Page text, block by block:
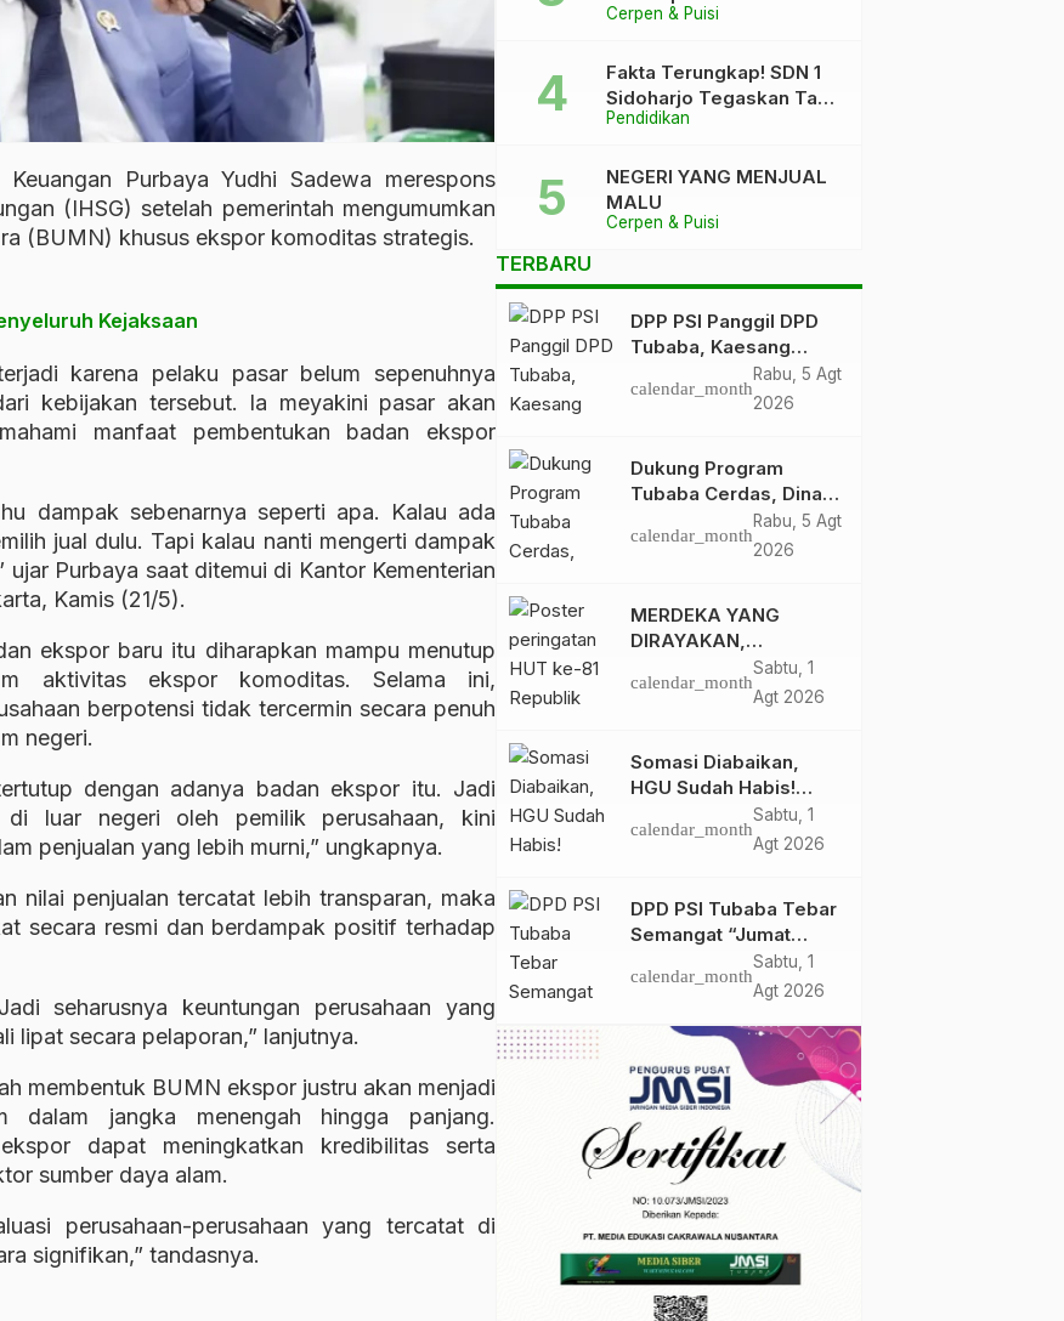
Keuangan Purbaya Yudhi Sadewa merespons
(IHSG) setelah pemerintah mengumumkan
(BUMN) khusus ekspor komoditas strategis.
Kejaksaan
karena pelaku pasar belum sepenuhnya
kebijakan tersebut. Ia meyakini pasar akan
manfaat pembentukan badan ekspor
dampak sebenarnya seperti apa. Kalau ada
jual dulu. Tapi kalau nanti mengerti dampak
Purbaya saat ditemui di Kantor Kementerian
Kamis (21/5).
ekspor baru itu diharapkan mampu menutup
aktivitas ekspor komoditas. Selama ini,
berpotensi tidak tercermin secara penuh
negeri.
dengan adanya badan ekspor itu. Jadi
di luar negeri oleh pemilik perusahaan, kini
penjualan yang lebih murni,” ungkapnya.
nilai penjualan tercatat lebih transparan, maka
secara resmi dan berdampak positif terhadap
seharusnya keuntungan perusahaan yang
lipat secara pelaporan,” lanjutnya.
membentuk BUMN ekspor justru akan menjadi
jangka menengah hingga panjang.
dapat meningkatkan kredibilitas serta
sumber daya alam.
perusahaan-perusahaan yang tercatat di
signifikan,” tandasnya.
Cerpen & Puisi
tentang Kursi DPR dan
Pendidikan
Fakta Terungkap! SDN 1
Sidoharjo Tegaskan Tak
Pernah Tuduh Santri Soal
Cerpen & Puisi
NEGERI YANG MENJUAL
MALU
TERBARU
DPP PSI Panggil DPD
Tubaba, Kaesang
Pangarep Beri Pesan
Khusus: Bentuk
2029
calendar_month
Rabu, 5 Agt
2026
Dukung Program
Tubaba Cerdas, Dinas
Perpustakaan Layani
Santri Ponpes Darul
Keliling
calendar_month
Rabu, 5 Agt
2026
MERDEKA YANG
DIRAYAKAN,
KEADILAN YANG
MASIH
calendar_month
Sabtu, 1
Agt 2026
Somasi Diabaikan,
HGU Sudah Habis!
Ratusan Warga Buay
Bulan Bersatu Beri
calendar_month
Sabtu, 1
Agt 2026
DPD PSI Tubaba Tebar
Semangat “Jumat
Berkah”, Ratusan
Warga Lambu Kibang
calendar_month
Sabtu, 1
Agt 2026